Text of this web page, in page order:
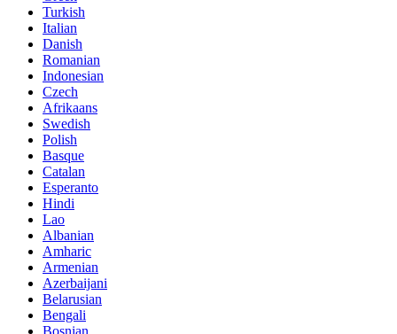
Turkish
Italian
Danish
Romanian
Indonesian
Czech
Afrikaans
Swedish
Polish
Basque
Catalan
Esperanto
Hindi
Lao
Albanian
Amharic
Armenian
Azerbaijani
Belarusian
Bengali
Bosnian